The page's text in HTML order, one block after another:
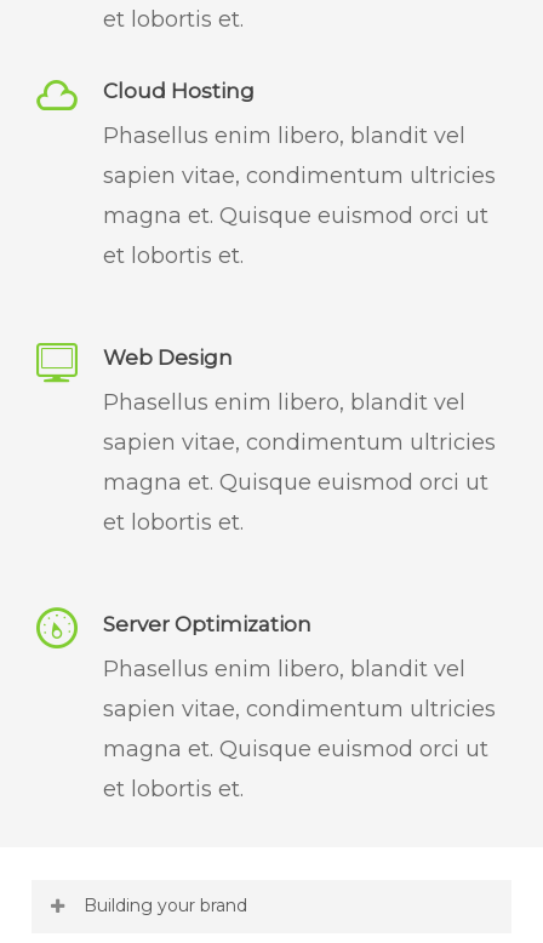
et lobortis et.
Cloud Hosting
Phasellus enim libero, blandit vel
sapien vitae, condimentum ultricies
magna et. Quisque euismod orci ut
et lobortis et.
Web Design
Phasellus enim libero, blandit vel
sapien vitae, condimentum ultricies
magna et. Quisque euismod orci ut
et lobortis et.
Server Optimization
Phasellus enim libero, blandit vel
sapien vitae, condimentum ultricies
magna et. Quisque euismod orci ut
et lobortis et.
Building your brand